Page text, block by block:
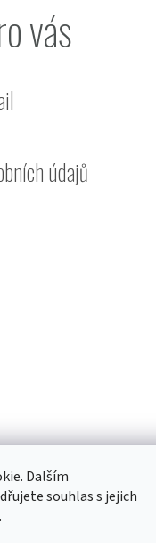
Dalším
souhlas s jejich
.
vás
údajů